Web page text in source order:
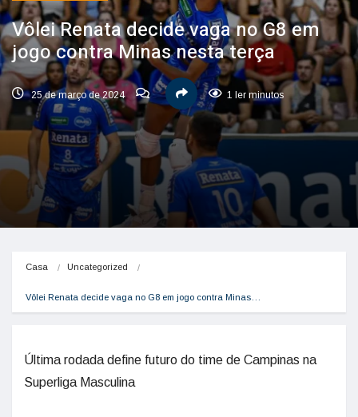
Vôlei Renata decide vaga no G8 em
jogo contra Minas nesta terça
25 de março de 2024 1 ler minutos
Casa Uncategorized
Vôlei Renata decide vaga no G8 em jogo contra Minas…
Última rodada define futuro do time de Campinas na
Superliga Masculina